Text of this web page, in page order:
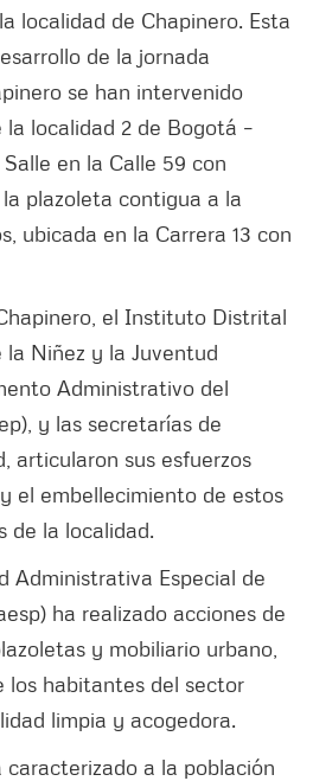
localidad de Chapinero. Esta
de la jornada
se han intervenido
localidad 2 de Bogotá –
en la Calle 59 con
plazoleta contigua a la
ubicada en la Carrera 13 con
el Instituto Distrital
Niñez y la Juventud
Administrativo del
y las secretarías de
articularon sus esfuerzos
el embellecimiento de estos
de la localidad.
Administrativa Especial de
ha realizado acciones de
y mobiliario urbano,
los habitantes del sector
limpia y acogedora.
a la población